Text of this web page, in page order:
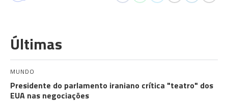
Últimas
MUNDO
Presidente do parlamento iraniano crítica "teatro" dos
EUA nas negociações